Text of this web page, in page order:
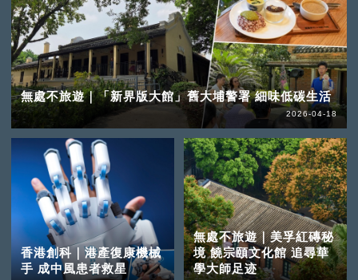
無處不旅遊｜「新界版大館」舊大埔警署 細味低碳生活
2026-04-18
香港創科｜港產復康機械
手 成中風患者救星
無處不旅遊｜美孚紅磚秘
境 饒宗頤文化館 追尋華
學大師足迹